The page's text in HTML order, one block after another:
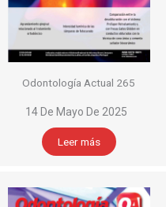
Odontología Actual 265
14 De Mayo De 2025
Leer más